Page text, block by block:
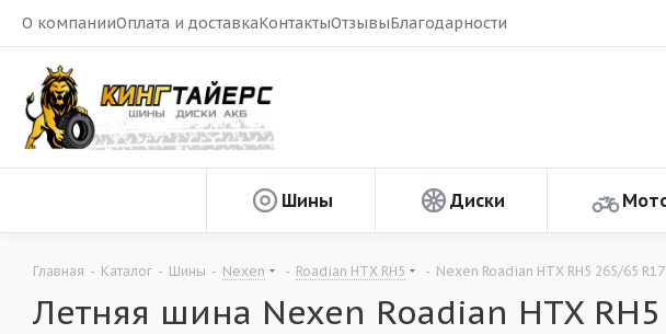
О компанииОплата и доставкаКонтактыОтзывыБлагодарности
Шины Диски
Главная - Каталог - Шины - Nexen - Roadian HTX RH5 - Nexen Roadian HTX RH5 265/65 R17
Летняя шина Nexen Roadian HTX